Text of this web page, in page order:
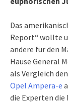
Das
Report“ wollte
andere für den
Hause General
als Vergleich
Opel Ampera-e
die Experten die